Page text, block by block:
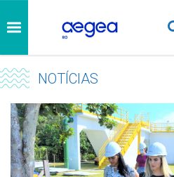
NOTÍCIAS